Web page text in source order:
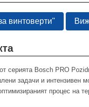
винтоверти"
серията Bosch PRO
задачи и интензивен
процес на